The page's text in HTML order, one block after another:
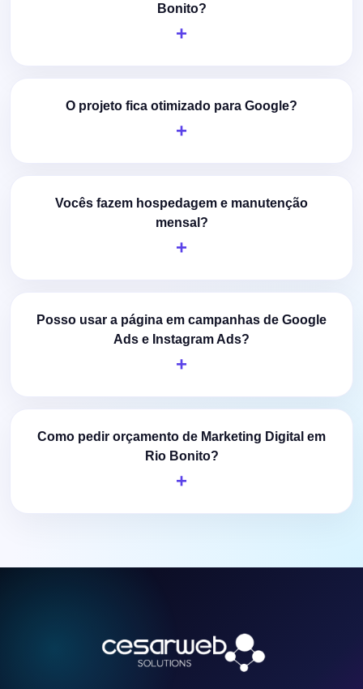
Bonito?
O projeto fica otimizado para Google?
Vocês fazem hospedagem e manutenção
mensal?
Posso usar a página em campanhas de Google
Ads e Instagram Ads?
Como pedir orçamento de Marketing Digital em
Rio Bonito?